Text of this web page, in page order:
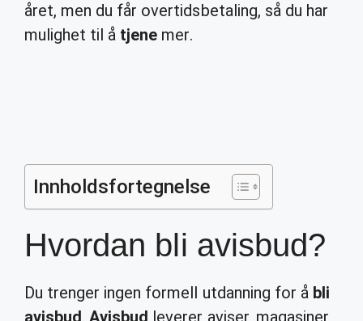
året, men du får overtidsbetaling, så du har
mulighet til å tjene mer.
Innholdsfortegnelse
Hvordan bli avisbud?
Du trenger ingen formell utdanning for å bli
avisbud.Avisbud leverer aviser, magasiner,